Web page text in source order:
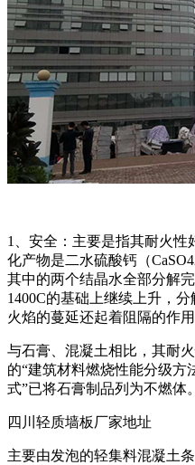
1、安全：主要是指其耐火性
化产物是二水硫酸钙（
其中的两个结晶水全部分解
1400C的基础上继续上升，
火焰的蔓延还起着阻隔的作用
与石膏、混凝土相比，其耐
的“建筑材料燃烧性能分级方
式”已将石膏制品列为不燃体。
四川轻质墙板厂家地址
主要由发泡的轻集料混凝土